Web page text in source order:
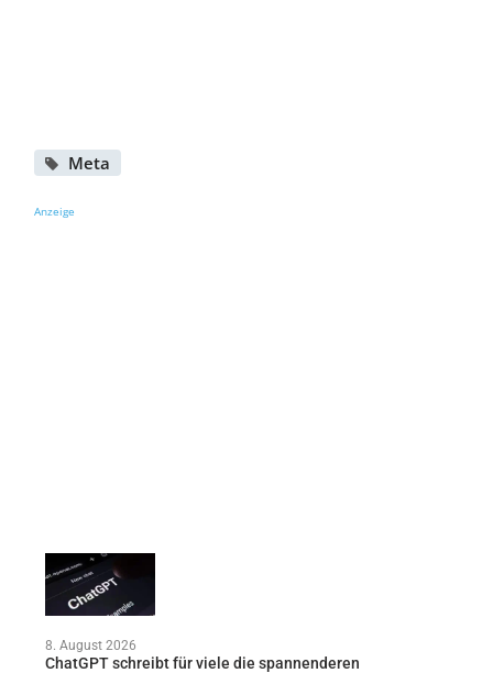
Meta
Anzeige
8. August 2026
ChatGPT schreibt für viele die spannenderen